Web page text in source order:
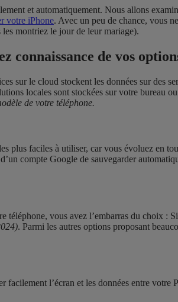
et automatiquement. Nous allons
votre iPhone. Avec un peu de chance, vous
les montriez le jour de leur mariage).
connaissance de vos
sur le cloud stockent les données sur des
locales sont stockées sur votre bureau
de votre téléphone.
plus faciles à utiliser, car vous évoluez en
compte Google de sauvegarder
téléphone, vous avez l’embarras du choix
. Parmi les autres options proposant
l’écran et les données entre